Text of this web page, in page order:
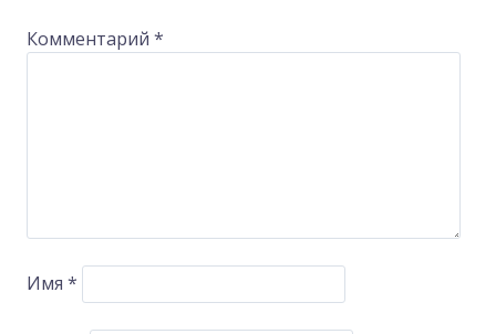
Комментарий *
Имя *